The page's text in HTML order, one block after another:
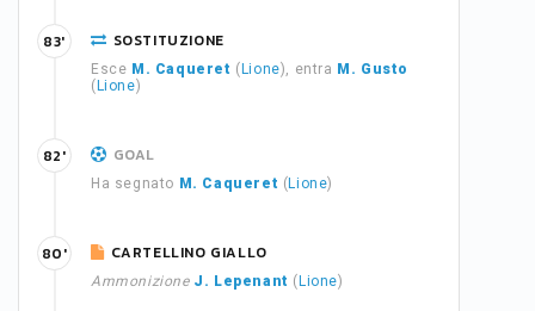
SOSTITUZIONE
Esce M. Caqueret ( Lione), entra M. Gusto
( Lione)
83'
GOAL
Ha segnato M. Caqueret ( Lione)
82'
CARTELLINO GIALLO
Ammonizione J. Lepenant ( Lione)
80'